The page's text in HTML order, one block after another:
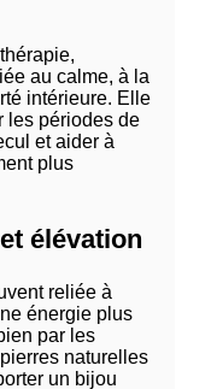
au calme, à la
intérieure. Elle
les périodes de
et aider à
plus
élévation
reliée à
énergie plus
par les
naturelles
un bijou